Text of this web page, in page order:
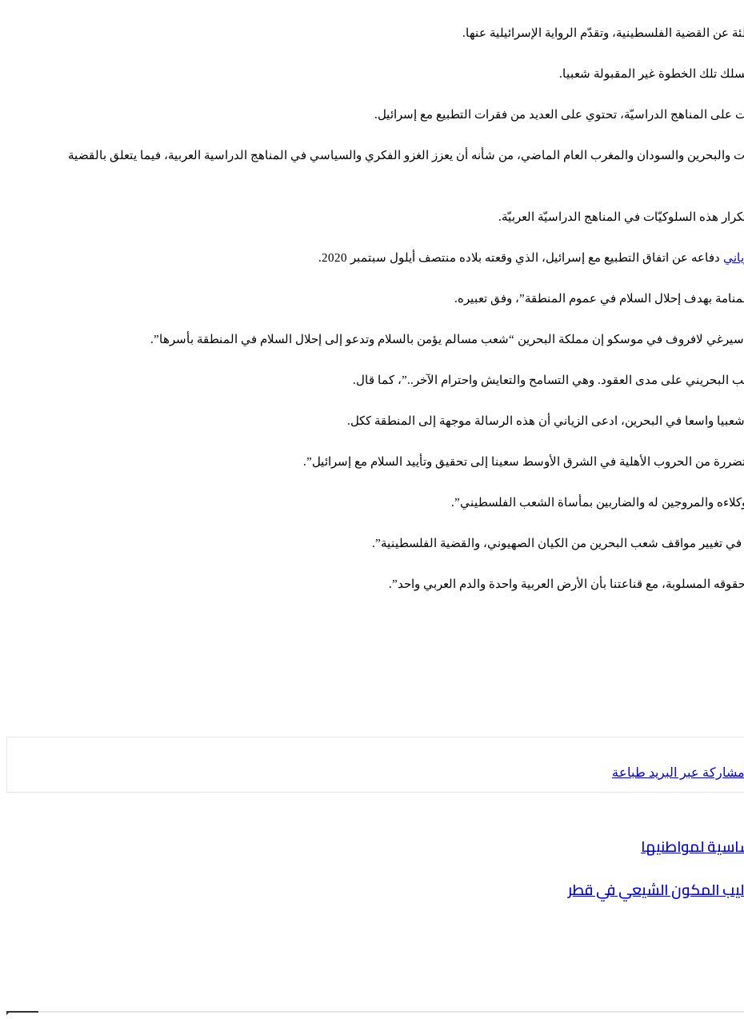
الفلسطينية، وتقدّم الرواية الإسرائيلية عنها.
تلك الخطوة غير المقبولة شعبيا.
المناهج الدراسيّة، تحتوي على العديد من فقرات التطبيع مع إسرائيل.
والبحرين والسودان والمغرب العام الماضي، من شأنه أن يعزز الغزو الفكري والسياسي في المناهج الدراسية العربية، فيما يتعلق بالقضية
هذه السلوكيّات في المناهج الدراسيّة العربيّة.
دفاعه عن اتفاق التطبيع مع إسرائيل، الذي وقعته بلاده منتصف أيلول سبتمبر 2020.
بهدف إحلال السلام في عموم المنطقة”، وفق تعبيره.
لافروف في موسكو إن مملكة البحرين “شعب مسالم يؤمن بالسلام وتدعو إلى إحلال السلام في المنطقة بأسرها”.
البحريني على مدى العقود. وهي التسامح والتعايش واحترام الآخر..”، كما قال.
واسعا في البحرين، ادعى الزياني أن هذه الرسالة موجهة إلى المنطقة ككل.
من الحروب الأهلية في الشرق الأوسط سعينا إلى تحقيق وتأييد السلام مع إسرائيل”.
والمروجين له والضاربين بمأساة الشعب الفلسطيني”.
تغيير مواقف شعب البحرين من الكيان الصهيوني، والقضية الفلسطينية”.
المسلوبة، مع قناعتنا بأن الأرض العربية واحدة والدم العربي واحد”.
مشاركة عبر البريد طباعة
لمواطنيها
المكون الشيعي في قطر